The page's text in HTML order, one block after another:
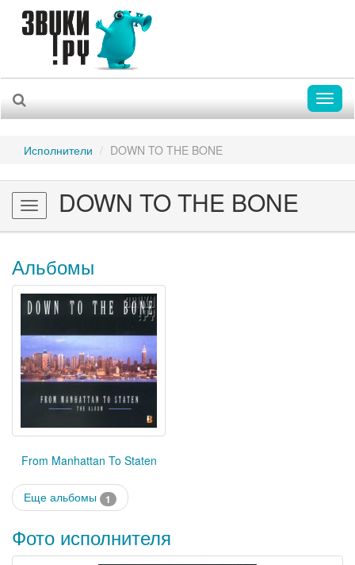
Исполнители DOWN TO THE BONE
Toggle
navigation
DOWN TO THE BONE
Альбомы
From Manhattan To Staten
Еще альбомы 1
Фото исполнителя